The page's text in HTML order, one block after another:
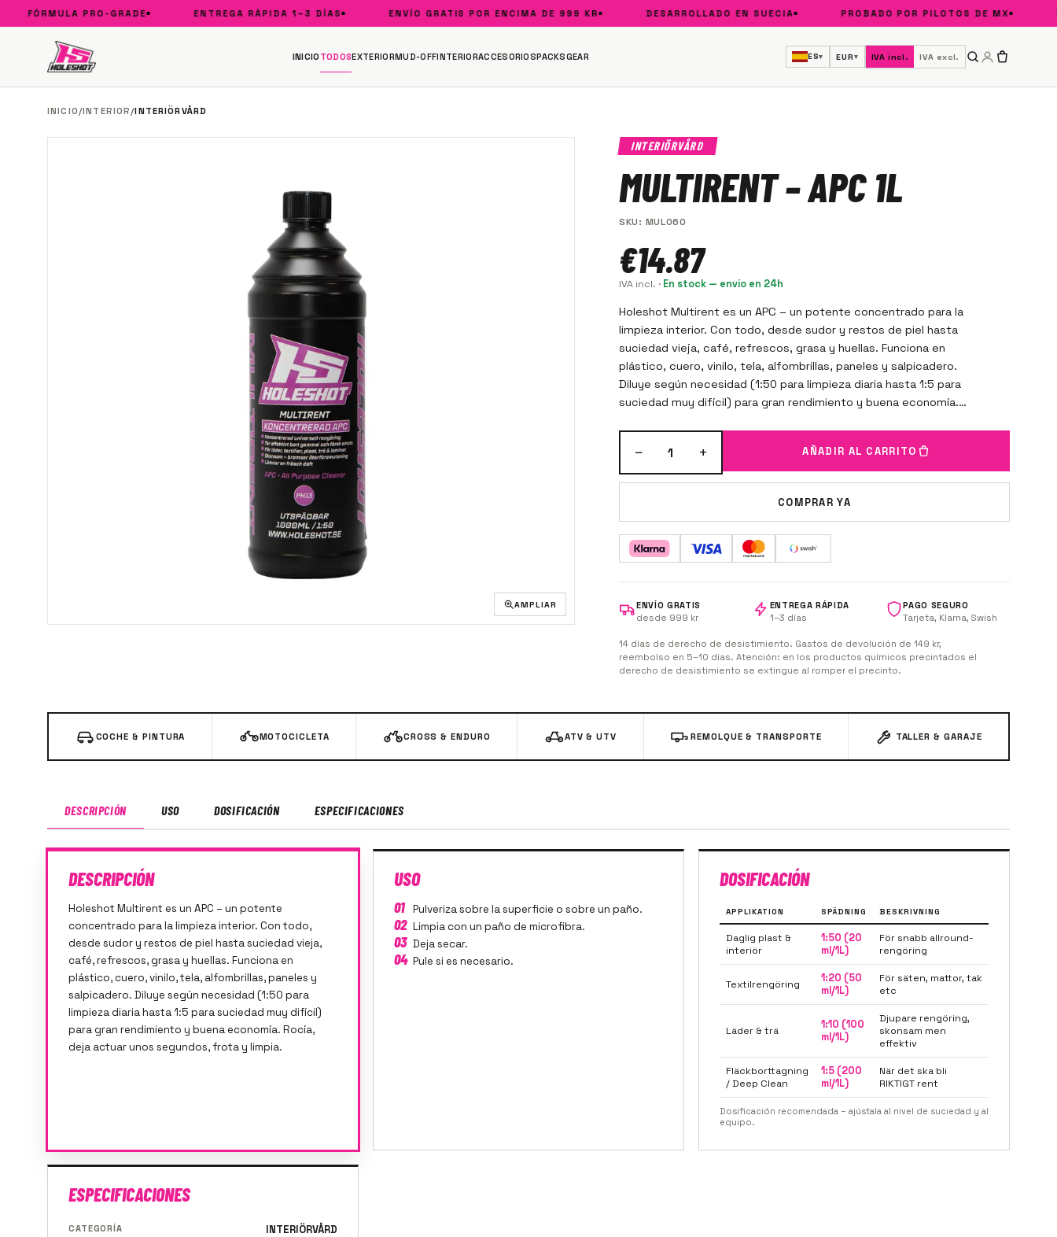
FÓRMULA PRO-GRADE ENTREGA RÁPIDA 1–3 DÍAS ENVÍO GRATIS POR ENCIMA DE 999 KR DESARROLLADO EN SUECIA PROBADO POR PILOTOS DE MX
INICIO TODOSEXTERIORMUD-OFFINTERIORACCESORIOSPACKSGEAR ES▾ EUR▾ IVA incl. IVA excl.
INICIO/INTERIOR/INTERIÖRVÅRD
AMPLIAR
INTERIÖRVÅRD
MULTIRENT – APC 1L
SKU: MUL060
€14.87
IVA incl. · En stock — envío en 24h
Holeshot Multirent es un APC – un potente concentrado para la
limpieza interior. Con todo, desde sudor y restos de piel hasta
suciedad vieja, café, refrescos, grasa y huellas. Funciona en
plástico, cuero, vinilo, tela, alfombrillas, paneles y salpicadero.
Diluye según necesidad (1:50 para limpieza diaria hasta 1:5 para
suciedad muy difícil) para gran rendimiento y buena economía.
− 1 + AÑADIR AL CARRITO
COMPRAR YA
ENVÍO GRATIS
desde 999 kr
ENTREGA RÁPIDA
1–3 días
PAGO SEGURO
Tarjeta, Klarna, Swish
14 días de derecho de desistimiento. Gastos de devolución de 149 kr,
reembolso en 5–10 días. Atención: en los productos químicos precintados el
derecho de desistimiento se extingue al romper el precinto.
COCHE & PINTURA MOTOCICLETA CROSS & ENDURO ATV & UTV REMOLQUE & TRANSPORTE TALLER & GARAJE
DESCRIPCIÓN USO DOSIFICACIÓN ESPECIFICACIONES
DESCRIPCIÓN
Holeshot Multirent es un APC – un potente
concentrado para la limpieza interior. Con todo,
desde sudor y restos de piel hasta suciedad vieja,
café, refrescos, grasa y huellas. Funciona en
plástico, cuero, vinilo, tela, alfombrillas, paneles y
salpicadero. Diluye según necesidad (1:50 para
limpieza diaria hasta 1:5 para suciedad muy difícil)
para gran rendimiento y buena economía. Rocía,
deja actuar unos segundos, frota y limpia.
USO
01 Pulveriza sobre la superficie o sobre un paño.
02 Limpia con un paño de microfibra.
03 Deja secar.
04 Pule si es necesario.
DOSIFICACIÓN
APPLIKATION SPÄDNING BESKRIVNING
Daglig plast &
interiör
1:50 (20
ml/1L)
För snabb allround-
rengöring
Textilrengöring
1:20 (50
ml/1L)
För säten, mattor, tak
etc
Läder & trä
1:10 (100
ml/1L)
Djupare rengöring,
skonsam men
effektiv
Fläckborttagning
/ Deep Clean
1:5 (200
ml/1L)
När det ska bli
RIKTIGT rent
Dosificación recomendada – ajústala al nivel de suciedad y al
equipo.
ESPECIFICACIONES
CATEGORÍA INTERIÖRVÅRD